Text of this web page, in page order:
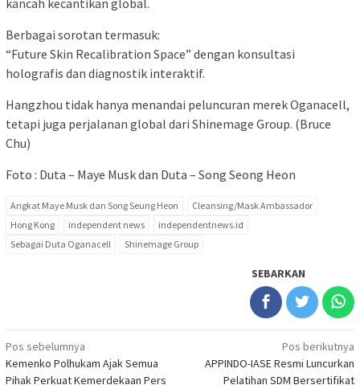
kancah kecantikan global.
Berbagai sorotan termasuk:
“Future Skin Recalibration Space” dengan konsultasi
holografis dan diagnostik interaktif.
Hangzhou tidak hanya menandai peluncuran merek Oganacell,
tetapi juga perjalanan global dari Shinemage Group. (Bruce
Chu)
Foto : Duta – Maye Musk dan Duta – Song Seong Heon
Angkat Maye Musk dan Song Seung Heon
Cleansing/Mask Ambassador
Hong Kong
independent news
independentnews.id
Sebagai Duta Oganacell
Shinemage Group
SEBARKAN
Navigasi
pos
Pos sebelumnya
Kemenko Polhukam Ajak Semua
Pihak Perkuat Kemerdekaan Pers
Pos berikutnya
APPINDO-IASE Resmi Luncurkan
Pelatihan SDM Bersertifikat